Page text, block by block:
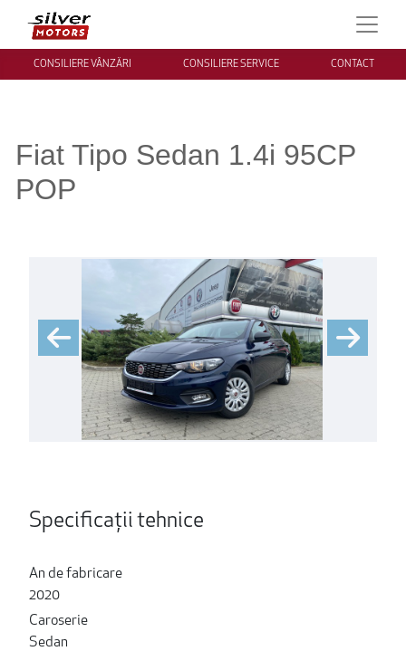
CONSILIERE VÂNZĂRI CONSILIERE SERVICE CONTACT
Fiat Tipo Sedan 1.4i 95CP
POP
Specificații tehnice
An de fabricare
2020
Caroserie
Sedan